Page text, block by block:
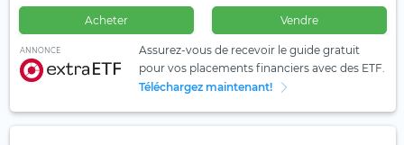
Acheter Vendre
ANNONCE
Assurez-vous de recevoir le guide gratuit
pour vos placements financiers avec des ETF.
Téléchargez maintenant!